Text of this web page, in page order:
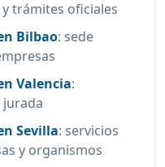
trámites oficiales
Bilbao: sede
Valencia:
Sevilla: servicios
y organismos